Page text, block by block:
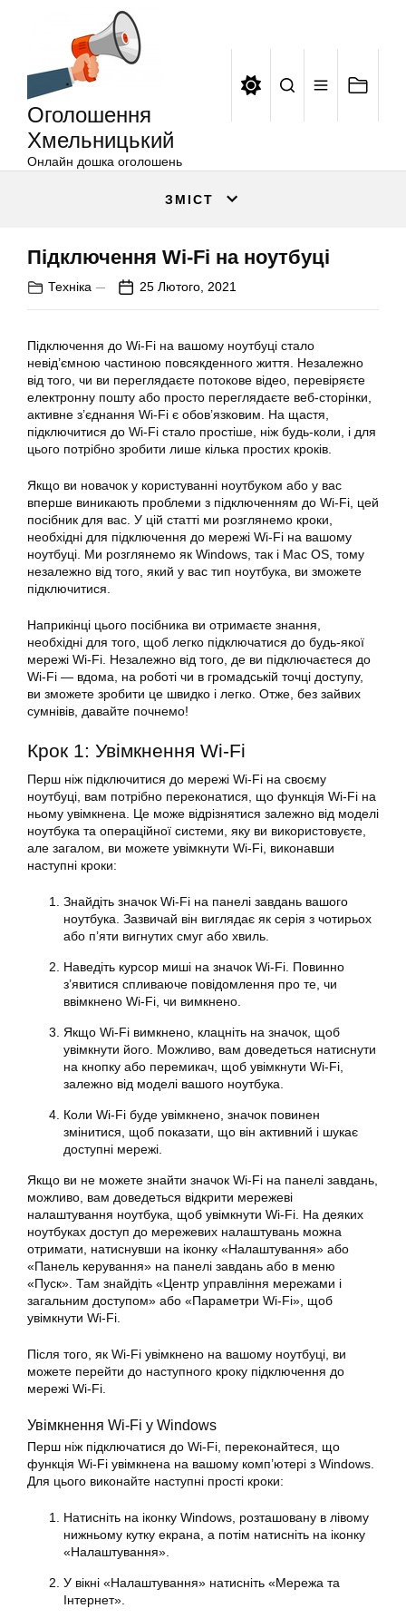
Оголошення
Хмельницький
Онлайн дошка оголошень
ЗМІСТ
Підключення Wi-Fi на ноутбуці
Техніка 25 Лютого, 2021
Підключення до Wi-Fi на вашому ноутбуці стало
невід’ємною частиною повсякденного життя. Незалежно
від того, чи ви переглядаєте потокове відео, перевіряєте
електронну пошту або просто переглядаєте веб-сторінки,
активне з’єднання Wi-Fi є обов’язковим. На щастя,
підключитися до Wi-Fi стало простіше, ніж будь-коли, і для
цього потрібно зробити лише кілька простих кроків.
Якщо ви новачок у користуванні ноутбуком або у вас
вперше виникають проблеми з підключенням до Wi-Fi, цей
посібник для вас. У цій статті ми розглянемо кроки,
необхідні для підключення до мережі Wi-Fi на вашому
ноутбуці. Ми розглянемо як Windows, так і Mac OS, тому
незалежно від того, який у вас тип ноутбука, ви зможете
підключитися.
Наприкінці цього посібника ви отримаєте знання,
необхідні для того, щоб легко підключатися до будь-якої
мережі Wi-Fi. Незалежно від того, де ви підключаєтеся до
Wi-Fi — вдома, на роботі чи в громадській точці доступу,
ви зможете зробити це швидко і легко. Отже, без зайвих
сумнівів, давайте почнемо!
Крок 1: Увімкнення Wi-Fi
Перш ніж підключитися до мережі Wi-Fi на своєму
ноутбуці, вам потрібно переконатися, що функція Wi-Fi на
ньому увімкнена. Це може відрізнятися залежно від моделі
ноутбука та операційної системи, яку ви використовуєте,
але загалом, ви можете увімкнути Wi-Fi, виконавши
наступні кроки:
Знайдіть значок Wi-Fi на панелі завдань вашого
ноутбука. Зазвичай він виглядає як серія з чотирьох
або п’яти вигнутих смуг або хвиль.
Наведіть курсор миші на значок Wi-Fi. Повинно
з’явитися спливаюче повідомлення про те, чи
ввімкнено Wi-Fi, чи вимкнено.
Якщо Wi-Fi вимкнено, клацніть на значок, щоб
увімкнути його. Можливо, вам доведеться натиснути
на кнопку або перемикач, щоб увімкнути Wi-Fi,
залежно від моделі вашого ноутбука.
Коли Wi-Fi буде увімкнено, значок повинен
змінитися, щоб показати, що він активний і шукає
доступні мережі.
Якщо ви не можете знайти значок Wi-Fi на панелі завдань,
можливо, вам доведеться відкрити мережеві
налаштування ноутбука, щоб увімкнути Wi-Fi. На деяких
ноутбуках доступ до мережевих налаштувань можна
отримати, натиснувши на іконку «Налаштування» або
«Панель керування» на панелі завдань або в меню
«Пуск». Там знайдіть «Центр управління мережами і
загальним доступом» або «Параметри Wi-Fi», щоб
увімкнути Wi-Fi.
Після того, як Wi-Fi увімкнено на вашому ноутбуці, ви
можете перейти до наступного кроку підключення до
мережі Wi-Fi.
Увімкнення Wi-Fi у Windows
Перш ніж підключатися до Wi-Fi, переконайтеся, що
функція Wi-Fi увімкнена на вашому комп’ютері з Windows.
Для цього виконайте наступні прості кроки:
Натисніть на іконку Windows, розташовану в лівому
нижньому кутку екрана, а потім натисніть на іконку
«Налаштування».
У вікні «Налаштування» натисніть «Мережа та
Інтернет».